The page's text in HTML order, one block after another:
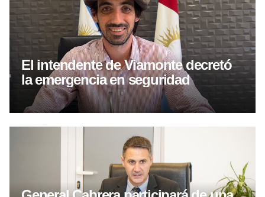
El intendente de Viamonte decretó
la emergencia en seguridad